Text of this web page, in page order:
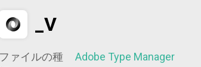
_V
ファイルの種
Adobe Type Manager